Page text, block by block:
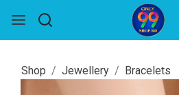
Shop Jewellery Bracelets